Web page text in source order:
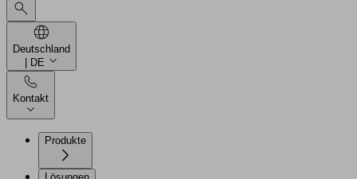
Deutschland
| DE
Kontakt
Produkte